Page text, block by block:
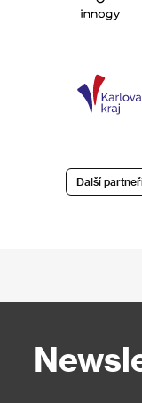
Další